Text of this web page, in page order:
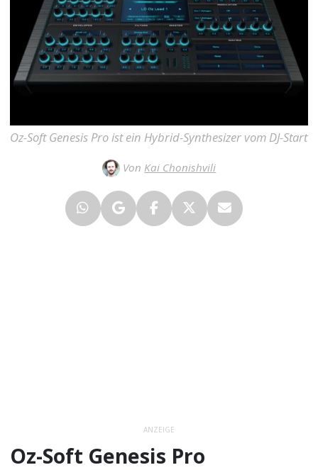
Oz-Soft Genesis Pro ist ein Hybrid-Synthesizer vom DJ-Start
Von Kai Chonishvili
ANZEIGE
Oz-Soft Genesis Pro